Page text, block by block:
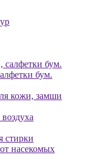
бум.
кожи, замши
стирки
насекомых